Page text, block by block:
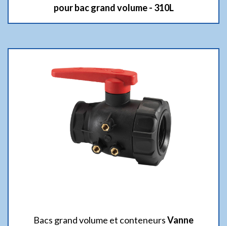
pour bac grand volume - 310L
Bacs grand volume et conteneursVanne